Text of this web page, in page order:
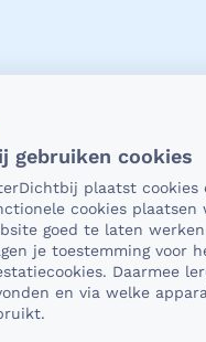
Privacy en
Als het gaat
is het
beveiligd
gegevens niet
gebruiken cookies
plaatst cookies
cookies plaatsen
goed te laten
je toestemming voor
Daarmee
en via welke